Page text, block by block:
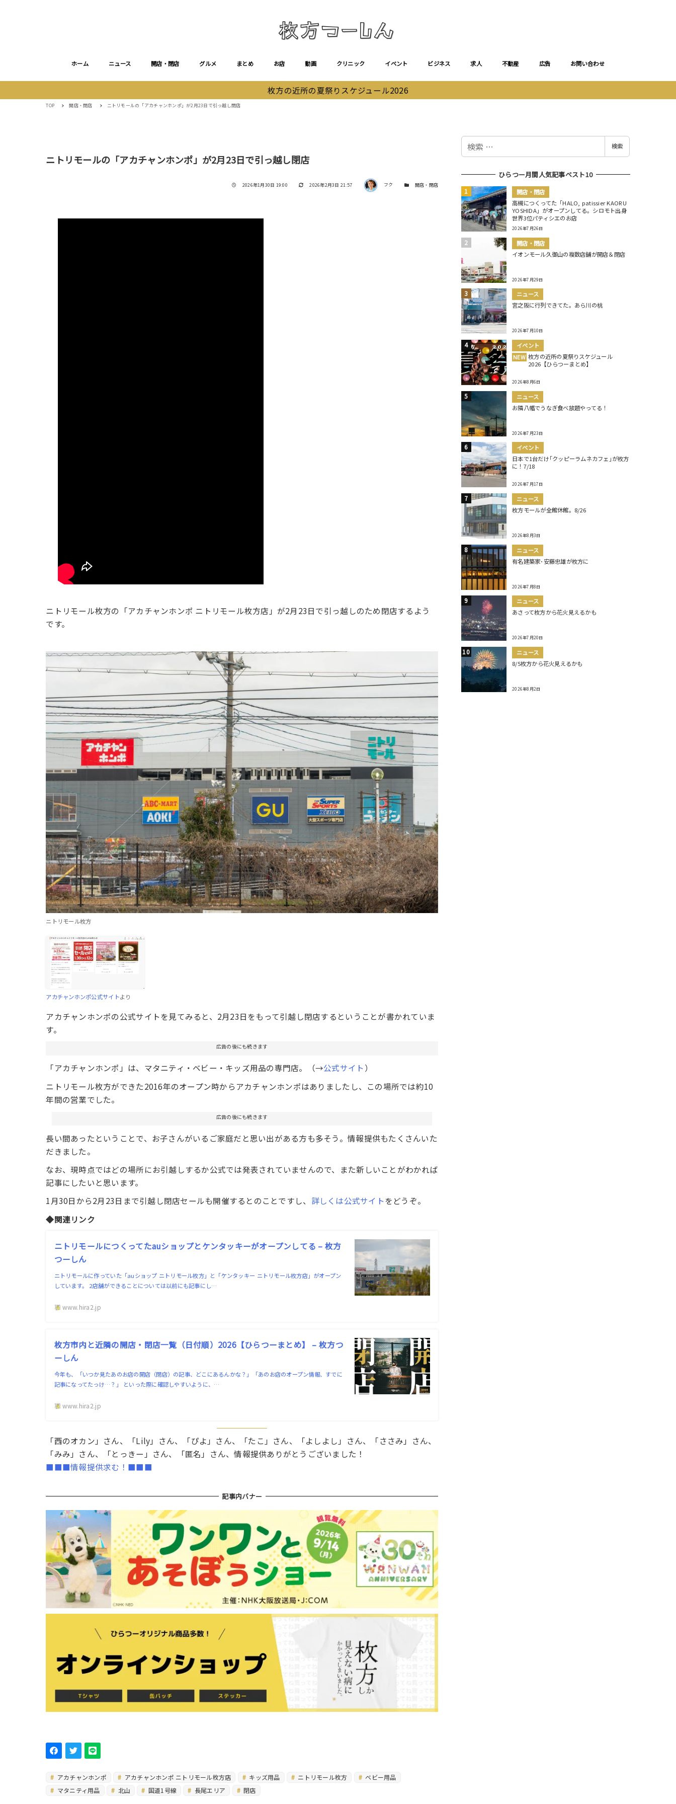
ホーム ニュース 開店・閉店 グルメ まとめ お店 動画 クリニック イベント ビジネス 求人 不動産 広告 お問い合わせ
枚方の近所の夏祭りスケジュール2026
TOP 開店・閉店 ニトリモールの「アカチャンホンポ」が2月23日で引っ越し閉店
ニトリモールの「アカチャンホンポ」が2月23日で引っ越し閉店
投稿日
2026年1月30日 19:00 更新日
2026年2月3日 21:57 著者 フク カテゴリー開店・閉店
ニトリモール枚方の「アカチャンホンポ ニトリモール枚方店」が2月23日で引っ越しのため閉店するよう
です。
ニトリモール枚方
アカチャンホンポ公式サイトより
アカチャンホンポの公式サイトを見てみると、2月23日をもって引越し閉店するということが書かれていま
す。
広告の後にも続きます
「アカチャンホンポ」は、マタニティ・ベビー・キッズ用品の専門店。（→公式サイト ）
ニトリモール枚方ができた2016年のオープン時からアカチャンホンポはありましたし、この場所では約10
年間の営業でした。
広告の後にも続きます
長い間あったということで、お子さんがいるご家庭だと思い出がある方も多そう。情報提供もたくさんいた
だきました。
なお、現時点ではどの場所にお引越しするか公式では発表されていませんので、また新しいことがわかれば
記事にしたいと思います。
1月30日から2月23日まで引越し閉店セールも開催するとのことですし、 詳しくは公式サイト をどうぞ。
◆関連リンク
ニトリモールにつくってたauショップとケンタッキーがオープンしてる – 枚方
つーしん
ニトリモールに作っていた「auショップ ニトリモール枚方」と「ケンタッキー ニトリモール枚方店」がオープン
しています。 2店舗ができることについては以前にも記事にし…
www.hira2.jp
枚方市内と近隣の開店・閉店一覧（日付順）2026【ひらつーまとめ】 – 枚方つ
ーしん
今年も、「いつか見たあのお店の開店（閉店）の記事、どこにあるんかな？」「あのお店のオープン情報、すでに
記事になってたっけ…？」 といった際に確認しやすいように、…
www.hira2.jp
「西のオカン」さん、「Lily」さん、「ぴよ」さん、「たこ」さん、「よしよし」さん、「ささみ」さん、
「みみ」さん、「とっきー」さん、「匿名」さん、情報提供ありがとうございました！
■■■情報提供求む！■■■
記事内バナー
アカチャンホンポ アカチャンホンポ ニトリモール枚方店 キッズ用品 ニトリモール枚方
ベビー用品
マタニティ用品
北山 国道1号線 長尾エリア 閉店
検
検索
ひらつー月間人気記事ベスト10
開店・閉店
高槻につくってた「HALO, patissier KAORU
YOSHIDA」がオープンしてる。シロモト出身
世界3位パティシエのお店
2026年7月26日
開店・閉店
イオンモール久御山の複数店舗が開店＆閉店
2026年7月29日
ニュース
宮之阪に行列できてた。あら川の桃
2026年7月10日
イベント
NEW 枚方の近所の夏祭りスケジュール
2026【ひらつーまとめ】
2026年8月6日
ニュース
お隣八幡でうなぎ食べ放題やってる！
2026年7月23日
イベント
日本で1台だけ｢クッピーラムネカフェ｣が枚方
に！7/18
2026年7月17日
ニュース
枚方モールが全館休館。8/26
2026年8月3日
ニュース
有名建築家･安藤忠雄が枚方に
2026年7月8日
ニュース
あさって枚方から花火見えるかも
2026年7月20日
ニュース
8/5枚方から花火見えるかも
2026年8月2日